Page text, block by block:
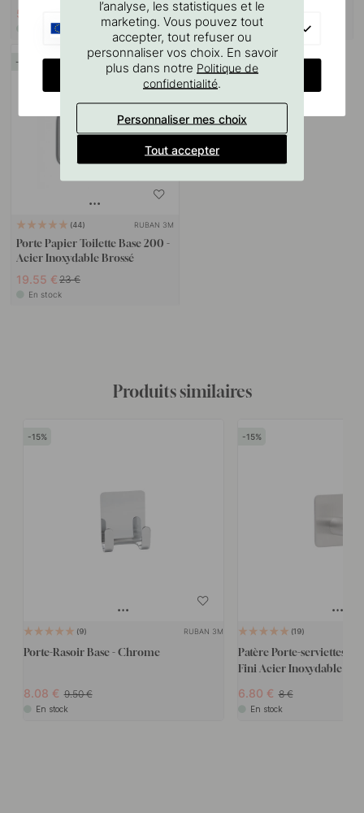
56.35 €
En stock
3.06 €3.60 €
En stock
44 RUBAN 3M
Porte Papier Toilette Base 200 -
Acier Inoxydable Brossé
19.55 € 23 €
En stock
Produits similaires
15
9 RUBAN 3M
Porte-Rasoir Base - Chrome
8.08 9.50
En stock
15
19
Patère Porte-serviettes
Fini Acier Inoxydable
6.80 8
En stock
l’analyse, les statistiques et le
marketing. Vous pouvez tout
accepter, tout refuser ou
personnaliser vos choix. En savoir
plus dans notre Politique de
confidentialité.
Personnaliser mes choix
Tout accepter
CHANGE COUNTRY